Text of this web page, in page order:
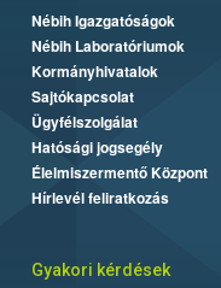
Nébih Igazgatóságok
Nébih Laboratóriumok
Kormányhivatalok
Sajtókapcsolat
Ügyfélszolgálat
Hatósági jogsegély
Élelmiszermentő Központ
Hírlevél feliratkozás
Gyakori kérdések